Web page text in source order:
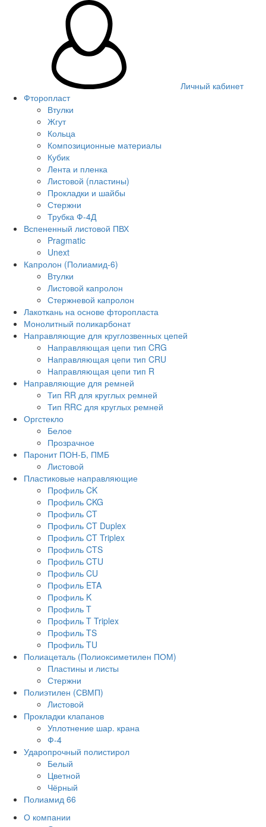
Личный кабинет
Фторопласт
Втулки
Жгут
Кольца
Композиционные материалы
Кубик
Лента и пленка
Листовой (пластины)
Прокладки и шайбы
Стержни
Трубка Ф-4Д
Вспененный листовой ПВХ
Pragmatic
Unext
Капролон (Полиамид-6)
Втулки
Листовой капролон
Стержневой капролон
Лакоткань на основе фторопласта
Монолитный поликарбонат
Направляющие для круглозвенных цепей
Направляющая цепи тип CRG
Направляющая цепи тип CRU
Направляющая цепи тип R
Направляющие для ремней
Тип RR для круглых ремней
Тип RRС для круглых ремней
Оргстекло
Белое
Прозрачное
Паронит ПОН-Б, ПМБ
Листовой
Пластиковые направляющие
Профиль CK
Профиль CKG
Профиль CT
Профиль CT Duplex
Профиль CT Triplex
Профиль CTS
Профиль CTU
Профиль CU
Профиль ETA
Профиль K
Профиль T
Профиль T Triplex
Профиль TS
Профиль TU
Полиацеталь (Полиоксиметилен ПОМ)
Пластины и листы
Стержни
Полиэтилен (СВМП)
Листовой
Прокладки клапанов
Уплотнение шар. крана
Ф-4
Ударопрочный полистирол
Белый
Цветной
Чёрный
Полиамид 66
О компании